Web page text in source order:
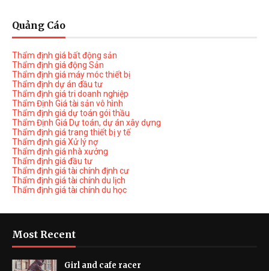
Quảng Cáo
Thẩm định giá bất động sản
Thẩm định giá động Sản
Thẩm định giá máy móc thiết bị
Thẩm định dự án đầu tư
Thẩm định giá tri doanh nghiệp
Thẩm Định Giá tài sản vô hình
Thẩm định giá dự toán gói thầu
Thẩm Định Giá Dự toán, dự án xây dựng
Thẩm định giá trang thiết bị y tế
Thẩm định giá Xử lý nợ
Thẩm định giá nhà xưởng
Thẩm định giá đầu tư
Thẩm định giá tài chính định cư
Thẩm định giá tài chính du lịch
Thẩm định giá tài chính du học
Most Recent
Girl and cafe racer